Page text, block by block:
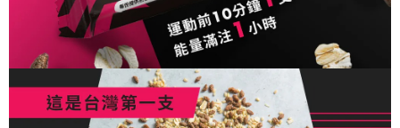
易，需依本服務之必要範圍內提供個人資料，並將交易相關給付款項請求債
權轉讓予恩沛科技股份有限公司。
２．關於個人資料處理事宜，請瀏覽以下網址：
https://aftee.tw/terms/#terms3
３．未成年的使用者請事先徵得法定代理人或監護人之同意方可使用
「AFTEE先享後付」，若未經同意申辦者引起之損失，本公司不負相關責
４．使用「AFTEE先享後付」時，將依據個別帳號之用戶狀況，依本公司即